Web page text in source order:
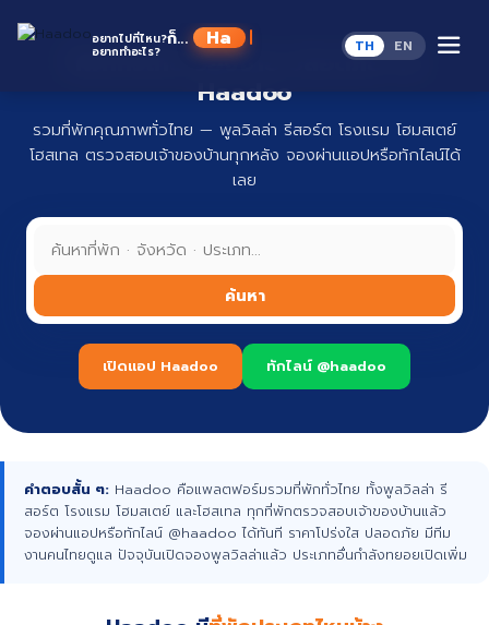
อยากไปที่ไหน?
อยากทำอะไร?
ก็... Haado TH EN
ที่พักทั่วไทย จองง่าย ปลอดภัย กับ
Haadoo
รวมที่พักคุณภาพทั่วไทย — พูลวิลล่า รีสอร์ต โรงแรม โฮมสเตย์
โฮสเทล ตรวจสอบเจ้าของบ้านทุกหลัง จองผ่านแอปหรือทักไลน์ได้
เลย
ค้นหา
เปิดแอป Haadoo ทักไลน์ @haadoo
คำตอบสั้น ๆ: Haadoo คือแพลตฟอร์มรวมที่พักทั่วไทย ทั้งพูลวิลล่า รี
สอร์ต โรงแรม โฮมสเตย์ และโฮสเทล ทุกที่พักตรวจสอบเจ้าของบ้านแล้ว
จองผ่านแอปหรือทักไลน์ @haadoo ได้ทันที ราคาโปร่งใส ปลอดภัย มีทีม
งานคนไทยดูแล ปัจจุบันเปิดจองพูลวิลล่าแล้ว ประเภทอื่นกำลังทยอยเปิดเพิ่ม